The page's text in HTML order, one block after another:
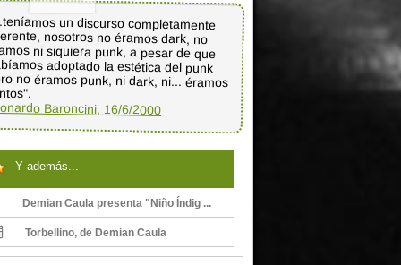
un discurso completamente
nosotros no éramos dark, no
ni siquiera punk, a pesar de que
adoptado la estética del punk
no éramos punk, ni dark, ni... éramos
Baroncini, 16/6/2000
Y además...
Demian Caula presenta "Niño Índig ...
Torbellino, de Demian Caula